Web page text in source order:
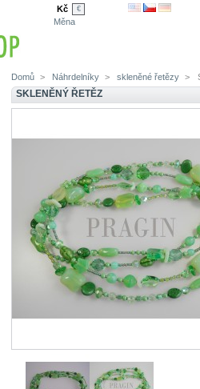
Kč €
Měna
Domů > Náhrdelníky > skleněné řetězy >
SKLENĚNÝ ŘETĚZ